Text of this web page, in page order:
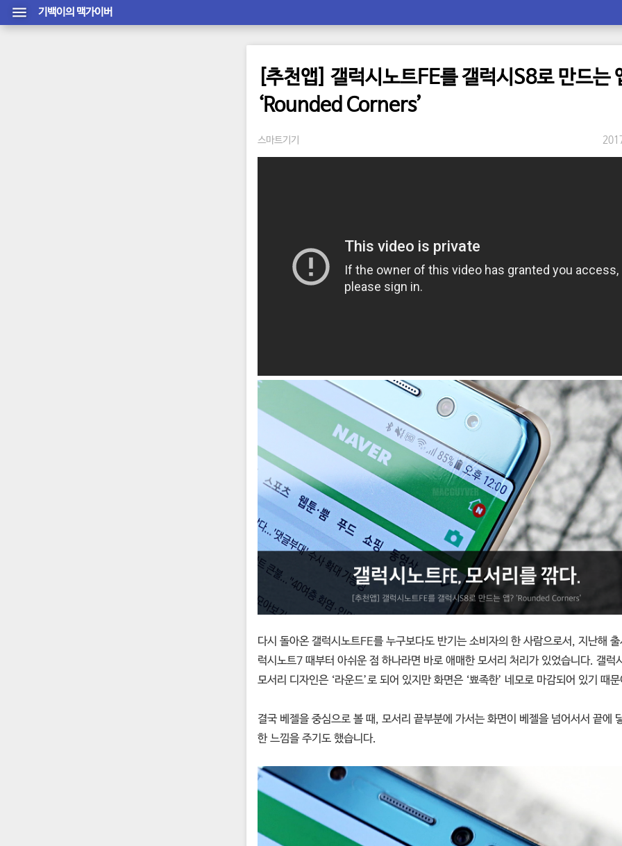
기백이의 맥가이버
[추천앱] 갤럭시노트FE를 갤럭시S8로 만드는
‘Rounded Corners’
스마트기기
다시 돌아온 갤럭시노트FE를 누구보다도 반기는 소비자의 한 사람으로서, 지난해
럭시노트7 때부터 아쉬운 점 하나라면 바로 애매한 모서리 처리가 있었습니다. 갤럭
모서리 디자인은 ‘라운드’로 되어 있지만 화면은 ‘뾰족한’ 네모로 마감되어 있기 때
결국 베젤을 중심으로 볼 때, 모서리 끝부분에 가서는 화면이 베젤을 넘어서서 끝에
한 느낌을 주기도 했습니다.